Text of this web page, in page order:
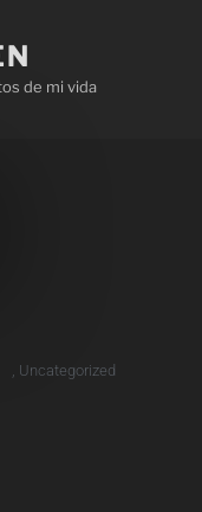
de mi vida
Uncategorized